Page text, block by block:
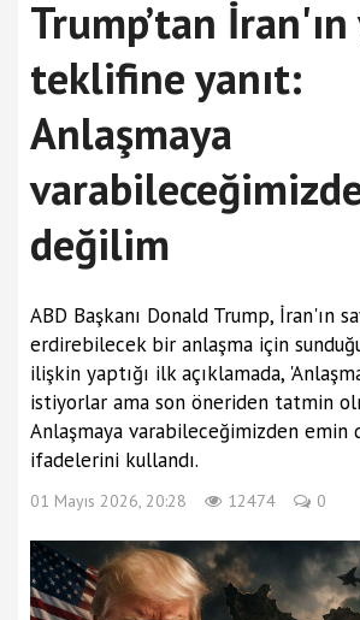
Trump’tan
teklifine yanıt:
Anlaşmaya
değilim
ABD Başkanı Donald Trump, İran'ın
erdirebilecek bir anlaşma için
ilişkin yaptığı ilk açıklamada,
istiyorlar ama son öneriden tatmin
Anlaşmaya varabileceğimizden emin
ifadelerini kullandı.
01 Mayıs 2026, 20:28 12474 0